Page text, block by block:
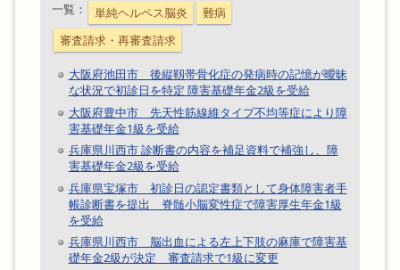
一覧：
単純ヘルペス脳炎
難病
審査請求・再審査請求
大阪府池田市 後縦靱帯骨化症の発病時の記憶が曖昧
な状況で初診日を特定 障害基礎年金2級を受給
大阪府豊中市 先天性筋線維タイプ不均等症により障
害基礎年金1級を受給
兵庫県川西市 診断書の内容を補足資料で補強し、障
害基礎年金2級を受給
兵庫県宝塚市 初診日の認定書類として身体障害者手
帳診断書を提出 脊髄小脳変性症で障害厚生年金1級
を受給
兵庫県川西市 脳出血による左上下肢の麻庫で障害基
礎年金2級が決定 審査請求で1級に変更